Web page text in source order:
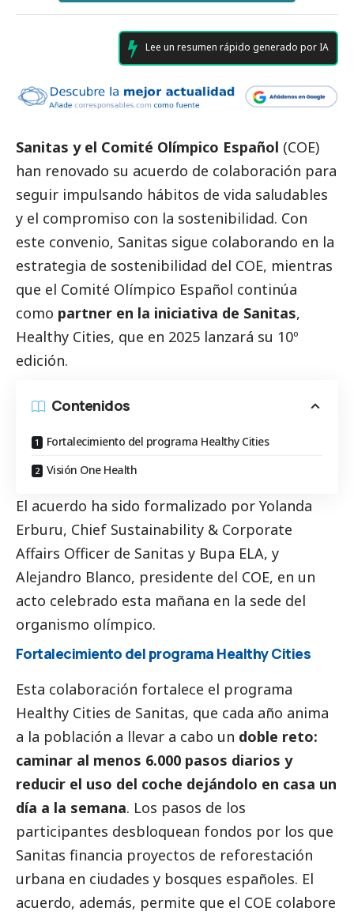
Lee un resumen rápido generado por IA
Sanitas y el Comité Olímpico Español (COE)
han renovado su acuerdo de colaboración para
seguir impulsando hábitos de vida saludables
y el compromiso con la sostenibilidad. Con
este convenio, Sanitas sigue colaborando en la
estrategia de sostenibilidad del COE, mientras
que el Comité Olímpico Español continúa
como partner en la iniciativa de Sanitas,
Healthy Cities, que en 2025 lanzará su 10º
edición.
Contenidos
Fortalecimiento del programa Healthy Cities
Visión One Health
El acuerdo ha sido formalizado por Yolanda
Erburu, Chief Sustainability & Corporate
Affairs Officer de Sanitas y Bupa ELA, y
Alejandro Blanco, presidente del COE, en un
acto celebrado esta mañana en la sede del
organismo olímpico.
Fortalecimiento del programa Healthy Cities
Esta colaboración fortalece el programa
Healthy Cities de Sanitas, que cada año anima
a la población a llevar a cabo un doble reto:
caminar al menos 6.000 pasos diarios y
reducir el uso del coche dejándolo en casa un
día a la semana. Los pasos de los
participantes desbloquean fondos por los que
Sanitas financia proyectos de reforestación
urbana en ciudades y bosques españoles. El
acuerdo, además, permite que el COE colabore